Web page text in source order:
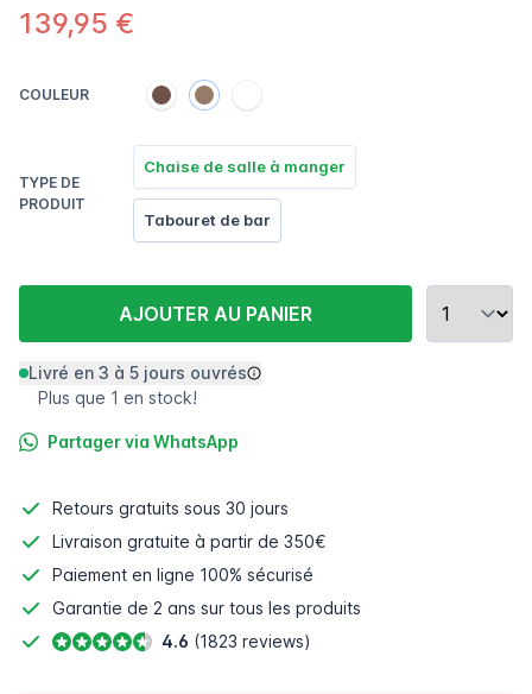
139,95 €
COULEUR
TYPE DE
PRODUIT
Chaise de salle à manger
Tabouret de bar
AJOUTER AU PANIER
Livré en 3 à 5 jours ouvrés
Plus que 1 en stock!
Partager via WhatsApp
Retours gratuits sous 30 jours
Livraison gratuite à partir de 350€
Paiement en ligne 100% sécurisé
Garantie de 2 ans sur tous les produits
4.6 (1823 reviews)